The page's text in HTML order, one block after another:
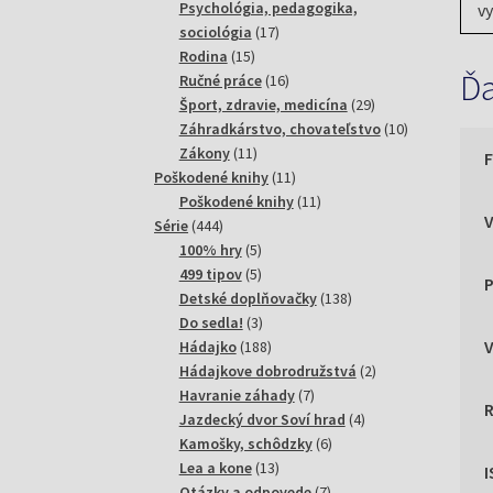
produktov
Psychológia, pedagogika,
sociológia 1717
Rodina 1515
produktov
Ručné práce 1616
produktov
Šport, zdravie, medicína 2929
produktov
Záhradkárstvo, chovateľstvo 1010
Zákony 1111
produktov
Poškodené knihy 1111
produktov
Poškodené knihy 1111
Série 444444
produktov
100% hry 55
produktov
499 tipov 55
produktov
Detské doplňovačky 138138
Do sedla! 33
produkty
Hádajko 188188
produktov
Hádajkove dobrodružstvá 22
Havranie záhady 77
produktov
Jazdecký dvor Soví hrad 44
Kamošky, schôdzky 66
Lea a kone 1313